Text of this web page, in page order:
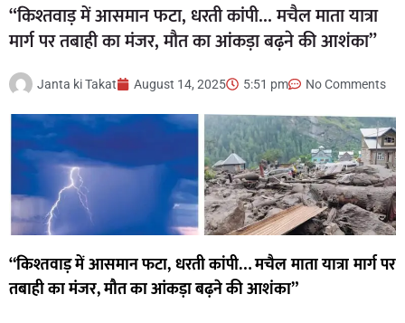
“किश्तवाड़ में आसमान फटा, धरती कांपी… मचैल माता यात्रा
मार्ग पर तबाही का मंजर, मौत का आंकड़ा बढ़ने की आशंका”
Janta ki Takat August 14, 2025 5:51 pm No Comments
“किश्तवाड़ में आसमान फटा, धरती कांपी… मचैल माता यात्रा मार्ग पर
तबाही का मंजर, मौत का आंकड़ा बढ़ने की आशंका”